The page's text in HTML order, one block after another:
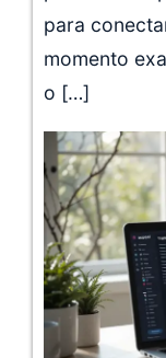
para
momento
o […]